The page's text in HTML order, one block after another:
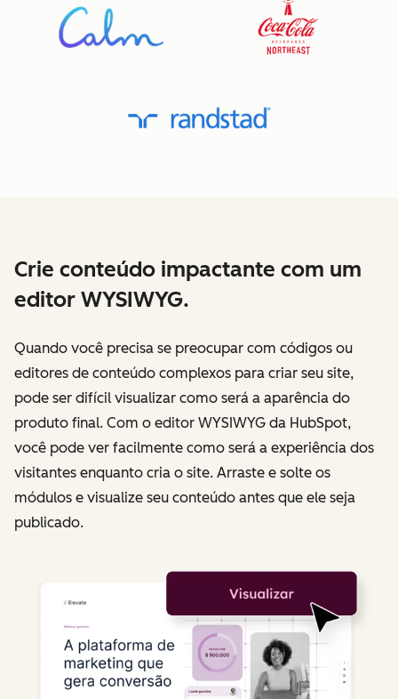
Crie conteúdo impactante com um
editor WYSIWYG.
Quando você precisa se preocupar com códigos ou
editores de conteúdo complexos para criar seu site,
pode ser difícil visualizar como será a aparência do
produto final. Com o editor WYSIWYG da HubSpot,
você pode ver facilmente como será a experiência dos
visitantes enquanto cria o site. Arraste e solte os
módulos e visualize seu conteúdo antes que ele seja
publicado.